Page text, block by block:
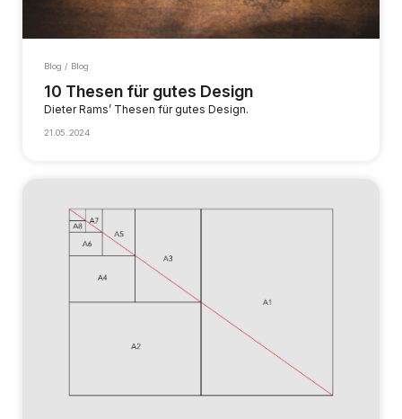
Blog / Blog
10 Thesen für gutes Design
Dieter Rams’ Thesen für gutes Design.
21.05.2024